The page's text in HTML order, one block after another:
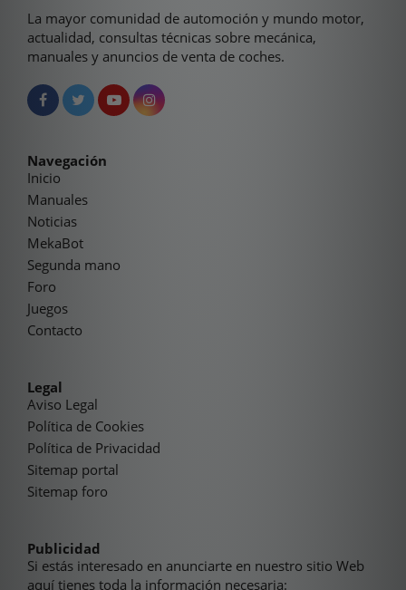
La mayor comunidad de automoción y mundo motor,
actualidad, consultas técnicas sobre mecánica,
manuales y anuncios de venta de coches.
Navegación
Inicio
Manuales
Noticias
MekaBot
Segunda mano
Foro
Juegos
Contacto
Legal
Aviso Legal
Política de Cookies
Política de Privacidad
Sitemap portal
Sitemap foro
Publicidad
Si estás interesado en anunciarte en nuestro sitio Web
aquí tienes toda la información necesaria: